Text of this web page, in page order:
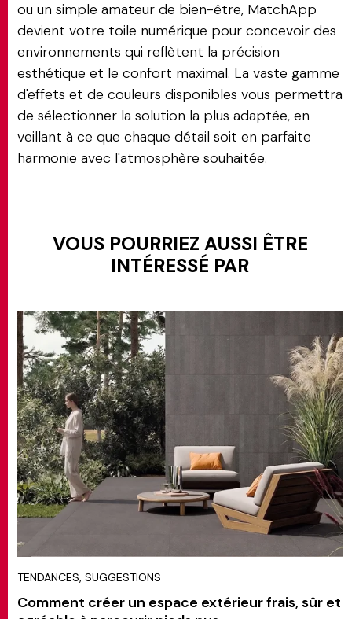
ou un simple amateur de bien-être, MatchApp
devient votre toile numérique pour concevoir des
environnements qui reflètent la précision
esthétique et le confort maximal. La vaste gamme
d'effets et de couleurs disponibles vous permettra
de sélectionner la solution la plus adaptée, en
veillant à ce que chaque détail soit en parfaite
harmonie avec l'atmosphère souhaitée.
VOUS POURRIEZ AUSSI ÊTRE
INTÉRESSÉ PAR
TENDANCES, SUGGESTIONS
Comment créer un espace extérieur frais, sûr et